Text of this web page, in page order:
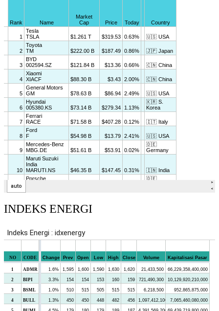
INDEKS ENERGI